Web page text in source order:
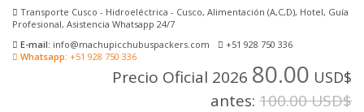
Transporte Cusco - Hidroeléctrica - Cusco, Alimentación (A,C,D), Hotel, Guía
Profesional, Asistencia Whatsapp 24/7
E-mail: info@machupicchubuspackers.com
+51 928 750 336
Whatsapp: +51 928 750 336
Precio Oficial 2026 80.00 USD$
antes: 100.00 USD$